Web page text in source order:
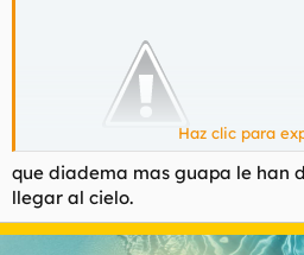
Haz clic para
que diadema mas guapa le han
llegar al cielo.